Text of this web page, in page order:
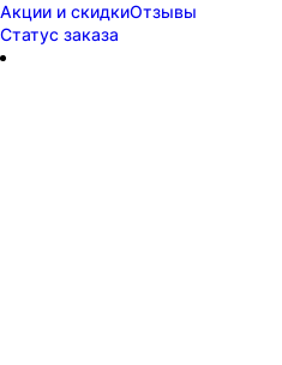
Акции и скидкиОтзывы
Статус заказа